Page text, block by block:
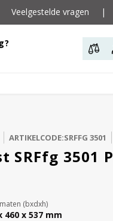
Veelgestelde vragen |
ARTIKELCODE:SRFFG 3501
3501
(bxdxh)
460 x 537 mm